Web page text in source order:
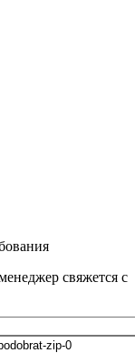
свяжется с